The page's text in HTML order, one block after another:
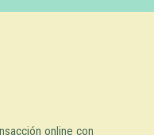
online con